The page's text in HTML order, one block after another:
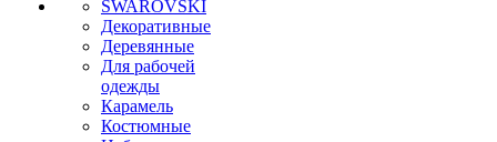
SWAROVSKI
Декоративные
Деревянные
Для рабочей
одежды
Карамель
Костюмные